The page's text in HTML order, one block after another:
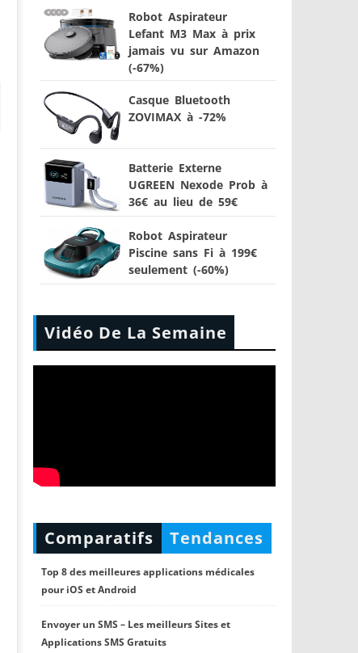
Robot Aspirateur
Lefant M3 Max à prix
jamais vu sur Amazon
(-67%)
Casque Bluetooth
ZOVIMAX à -72%
Batterie Externe
UGREEN Nexode Prob à
36€ au lieu de 59€
Robot Aspirateur
Piscine sans Fi à 199€
seulement (-60%)
Vidéo De La Semaine
Comparatifs Tendances
Top 8 des meilleures applications médicales
pour iOS et Android
Envoyer un SMS – Les meilleurs Sites et
Applications SMS Gratuits